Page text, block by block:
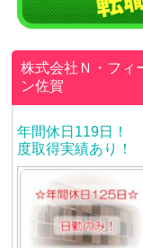
株式会社Ｎ・フィ
ン佐賀
年間休日119日！
度取得実績あり！